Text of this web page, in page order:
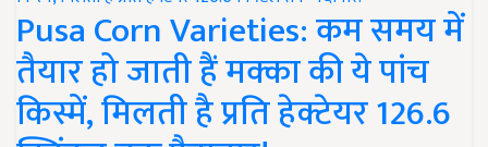
Pusa Corn Varieties: कम समय में
तैयार हो जाती हैं मक्का की ये पांच
किस्में, मिलती है प्रति हेक्टेयर 126.6